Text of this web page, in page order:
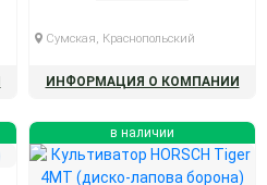
Сумская, Краснопольский
ИНФОРМАЦИЯ О КОМПАНИИ
в наличии